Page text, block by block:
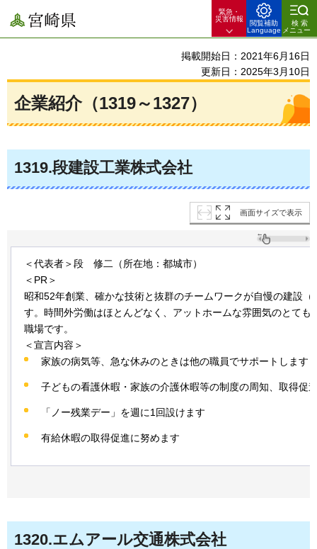
宮崎県
緊急・
災害情報
閲覧補助
Language
検索
メニュー
掲載開始日：2021年6月16日
更新日：2025年3月10日
企業紹介（1319～1327）
1319.段建設工業株式会社
画面サイズで表示
＜代表者＞段 修二
（所在地：都城市）
＜PR＞
昭和52年創業、確かな技術と抜群のチームワークが自慢の建設（
す。時間外労働はほとんどなく、アットホームな雰囲気のとても
職場です。
＜宣言内容＞
家族の病気等、急な休みのときは他の職員でサポートします
子どもの看護休暇・家族の介護休暇等の制度の周知、取得促
「ノー残業デー」を週に1回設けます
有給休暇の取得促進に努めます
1320.エムアール交通株式会社